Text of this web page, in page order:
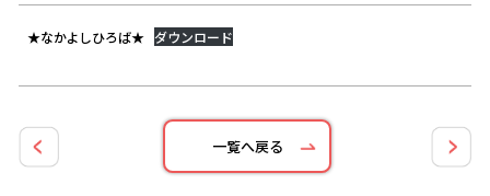
★なかよしひろば★ ダウンロード
一覧へ戻る